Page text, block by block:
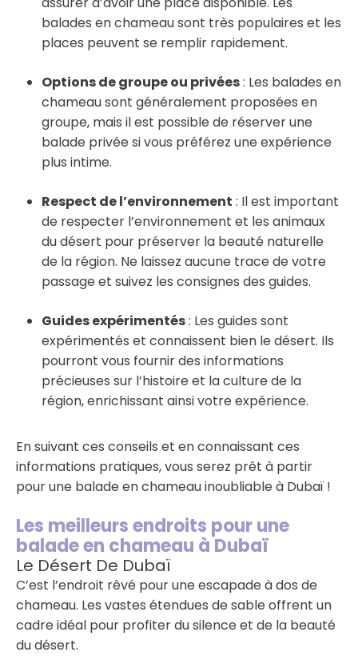
balades en chameau sont très populaires et les
places peuvent se remplir rapidement.
Options de groupe ou privées: Les balades en
chameau sont généralement proposées en
groupe, mais il est possible de réserver une
balade privée si vous préférez une expérience
plus intime.
Respect de l’environnement : Il est important
de respecter l’environnement et les animaux
du désert pour préserver la beauté naturelle
de la région. Ne laissez aucune trace de votre
passage et suivez les consignes des guides.
Guides expérimentés: Les guides sont
expérimentés et connaissent bien le désert. Ils
pourront vous fournir des informations
précieuses sur l’histoire et la culture de la
région, enrichissant ainsi votre expérience.
En suivant ces conseils et en connaissant ces
informations pratiques, vous serez prêt à partir
pour une balade en chameau inoubliable à Dubaï !
Les meilleurs endroits pour une
balade en chameau à Dubaï
Le Désert De Dubaï
C’est l’endroit rêvé pour une escapade à dos de
chameau. Les vastes étendues de sable offrent un
cadre idéal pour profiter du silence et de la beauté
du désert.